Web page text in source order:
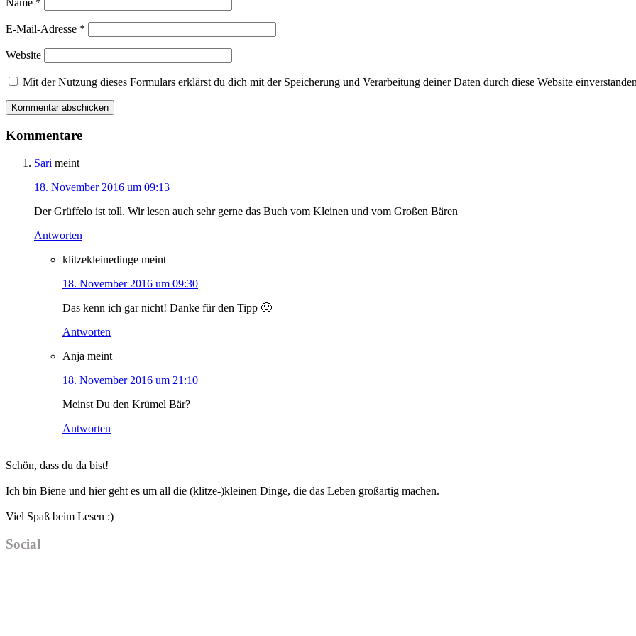
E-Mail-Adresse *
Website
Mit der Nutzung dieses Formulars erklärst du dich mit der Speicherung und Verarbeitung deiner Daten durch diese Website
Kommentare
Sari meint
18. November 2016 um 09:13
Der Grüffelo ist toll. Wir lesen auch sehr gerne das Buch vom Kleinen und vom Großen Bären
Antworten
klitzekleinedinge meint
18. November 2016 um 09:30
Das kenn ich gar nicht! Danke für den Tipp 🙂
Antworten
Anja meint
18. November 2016 um 21:10
Meinst Du den Krümel Bär?
Antworten
Sidebar
Schön, dass du da bist!
Ich bin Biene und hier geht es um all die (klitze-)kleinen Dinge, die das Leben großartig machen.
Viel Spaß beim Lesen :)
Social